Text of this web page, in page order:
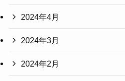
2024年4月
2024年3月
2024年2月